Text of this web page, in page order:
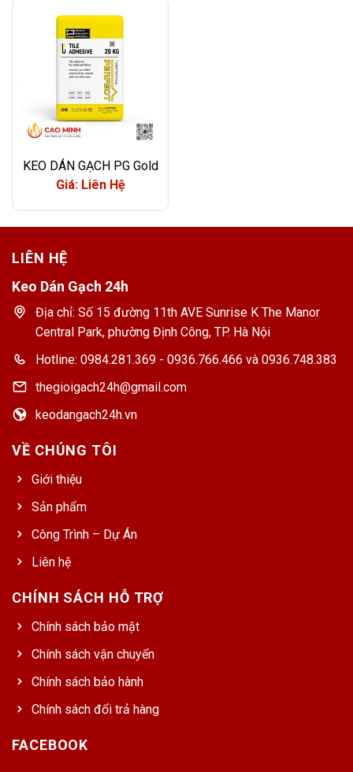
KEO DÁN GẠCH PG Gold
Giá: Liên Hệ
LIÊN HỆ
Keo Dán Gạch 24h
Địa chỉ: Số 15 đường 11th AVE Sunrise K The Manor
Central Park, phường Định Công, TP. Hà Nội
Hotline: 0984.281.369 - 0936.766.466 và 0936.748.383
thegioigach24h@gmail.com
keodangach24h.vn
VỀ CHÚNG TÔI
Giới thiệu
Sản phẩm
Công Trình – Dự Án
Liên hệ
CHÍNH SÁCH HỖ TRỢ
Chính sách bảo mật
Chính sách vận chuyển
Chính sách bảo hành
Chính sách đổi trả hàng
FACEBOOK